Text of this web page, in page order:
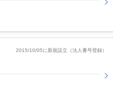
2015/10/05に新規設立（法人番号登録）